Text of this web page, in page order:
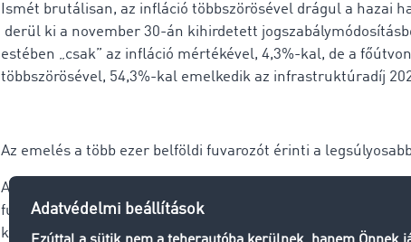
Ismét brutálisan, az infláció többszörösével drágul a hazai
derül ki a november 30-án kihirdetett
estében „csak” az infláció mértékével, 4,3%-kal, de a
többszörösével, 54,3%-kal emelkedik az infrastruktúradíj
Az emelés a több ezer belföldi fuvarozót érinti a
Az úthasználati szokásokat és a költségarányokat is
fuvarozóknak legalább 4,4-9,6%-os díjemelést kell majd
kompenzálni tudják az útdíj növekedését. (Egy nemzetközi